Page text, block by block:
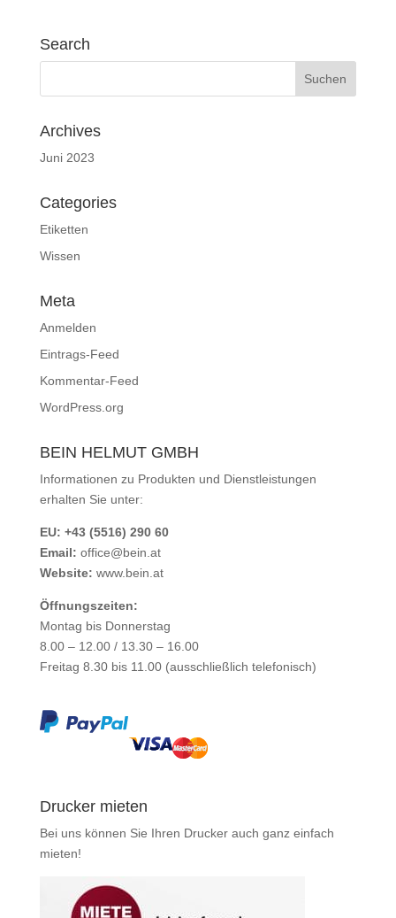
Search
Archives
Juni 2023
Categories
Etiketten
Wissen
Meta
Anmelden
Eintrags-Feed
Kommentar-Feed
WordPress.org
BEIN HELMUT GMBH
Informationen zu Produkten und Dienstleistungen
erhalten Sie unter:
EU: +43 (5516) 290 60
Email: office@bein.at
Website: www.bein.at
Öffnungszeiten:
Montag bis Donnerstag
8.00 – 12.00 / 13.30 – 16.00
Freitag 8.30 bis 11.00 (ausschließlich telefonisch)
Drucker mieten
Bei uns können Sie Ihren Drucker auch ganz einfach
mieten!